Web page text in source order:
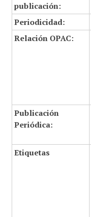
publicación:
Periodicidad:
Relación OPAC:
Publicación
Periódica:
Etiquetas